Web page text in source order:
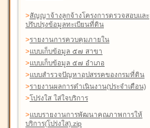
>สัญญาจ้างลูกจ้างโครงการตรวจสอบและ
ปรับปรุงข้อมูลทะเบียนที่ดิน
>รายงานการควบคุมภายใน
>แบบเก็บข้อมูล ๕๗ สาขา
>แบบเก็บข้อมูล ๕๗ อำเภอ
>แบบสำรวจปัญหาอุปสรรคของกรมที่ดิน
>รายงานผลการดำเนินงาน(ประจำเดือน)
>โปร่งใส ใส่ใจบริการ
>แบบรายงานการพัฒนาคุณภาพการให้
บริการ(โปร่งใส).zip